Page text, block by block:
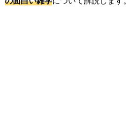
スポーツ雑学